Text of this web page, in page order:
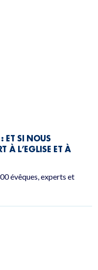
ET SI NOUS
À L’EGLISE ET À
évêques, experts et